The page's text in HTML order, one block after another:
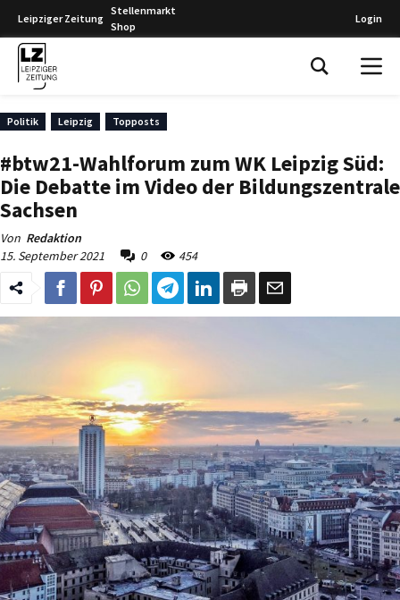
Leipziger Zeitung
Stellenmarkt
Shop
Login
Politik Leipzig Topposts
#btw21-Wahlforum zum WK Leipzig Süd:
Die Debatte im Video der Bildungszentrale
Sachsen
Von Redaktion
15. September 2021
0 454